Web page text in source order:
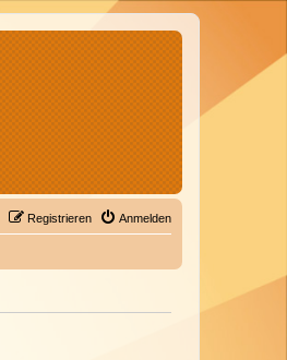
Anmelden
Registrieren